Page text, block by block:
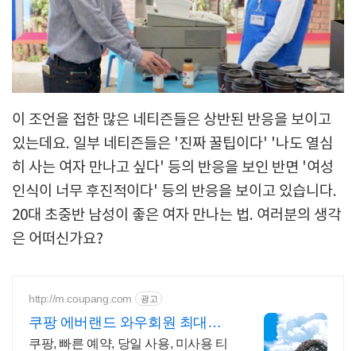
이 조언을 접한 많은 네티즌들은 상반된 반응을 보이고
있는데요. 일부 네티즌들은 '진짜 꿀팁이다' '나도 열심
히 사는 여자 만나고 싶다' 등의 반응을 보인 반면 '여성
인식이 너무 후진적이다' 등의 반응을 보이고 있습니다.
20대 초중반 남성이 좋은 여자 만나는 법. 여러분의 생각
은 어떠신가요?
http://m.coupang.com 광고
쿠팡 에버랜드 와우회원 최대
87% 할인
쿠팡, 빠른 예약, 당일 사용, 미사용 티